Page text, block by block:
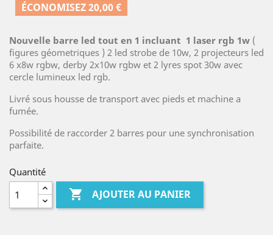
ÉCONOMISEZ 20,00 €
Nouvelle barre led tout en 1 incluant 1 laser rgb 1w (
figures géometriques ) 2 led strobe de 10w, 2 projecteurs led
6 x8w rgbw, derby 2x10w rgbw et 2 lyres spot 30w avec
cercle lumineux led rgb.
Livré sous housse de transport avec pieds et machine a
fumée.
Possibilité de raccorder 2 barres pour une synchronisation
parfaite.
Quantité
 AJOUTER AU PANIER